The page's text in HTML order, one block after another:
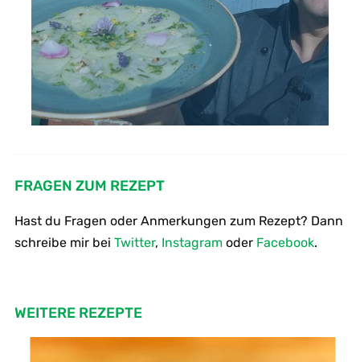
FRAGEN ZUM REZEPT
Hast du Fragen oder Anmerkungen zum Rezept? Dann
schreibe mir bei Twitter, Instagramoder Facebook.
WEITERE REZEPTE